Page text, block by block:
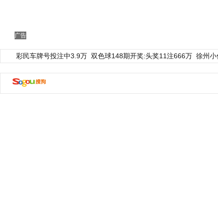
广告
彩民车牌号投注中3.9万 双色球148期开奖:头奖11注666万 徐州